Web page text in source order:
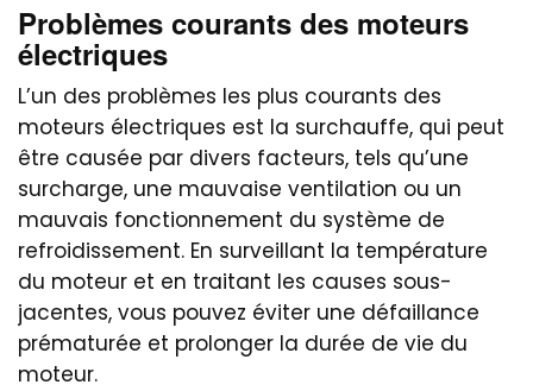
Problèmes courants des moteurs
électriques
L’un des problèmes les plus courants des
moteurs électriques est la surchauffe, qui peut
être causée par divers facteurs, tels qu’une
surcharge, une mauvaise ventilation ou un
mauvais fonctionnement du système de
refroidissement. En surveillant la température
du moteur et en traitant les causes sous-
jacentes, vous pouvez éviter une défaillance
prématurée et prolonger la durée de vie du
moteur.